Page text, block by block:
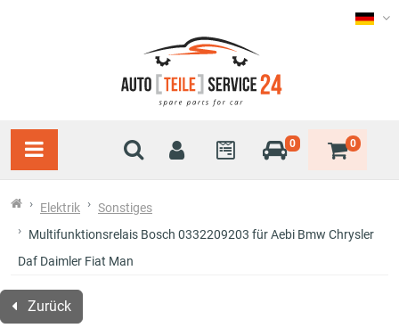
0 0
Elektrik
Sonstiges
Multifunktionsrelais Bosch 0332209203 für Aebi Bmw Chrysler
Daf Daimler Fiat Man
Zurück